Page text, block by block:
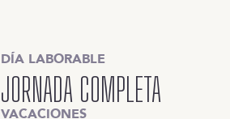
DÍA LABORABLE
JORNADA COMPLETA
VACACIONES